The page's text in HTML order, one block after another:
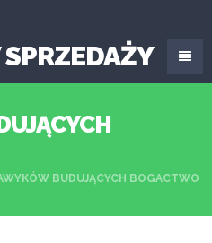
BUDUJĄCYCH BOGACTWO